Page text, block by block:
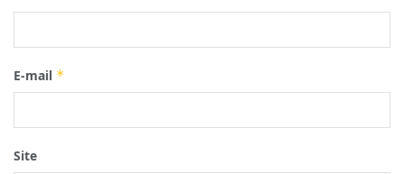
E-mail *
Site